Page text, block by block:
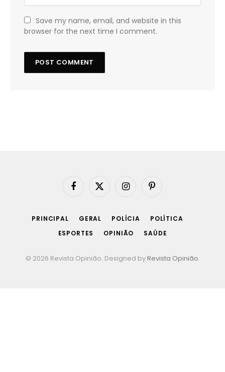
Save my name, email, and website in this
browser for the next time I comment.
Facebook
X
InstagramPinterest
PRINCIPAL GERAL POLÍCIA
POLÍTICA
ESPORTES
OPINIÃO SAÚDE
© 2026 Revista Opinião. Designed by Revista Opinião.